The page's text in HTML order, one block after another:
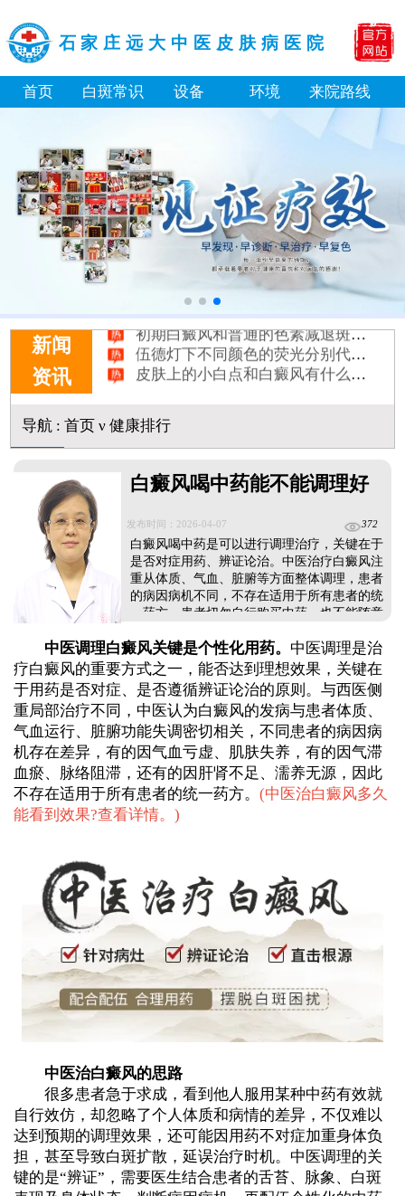
石家庄远大中医皮肤病医院
首页 白斑常识 设备 环境 来院路线
新闻
资讯
身体黑色素缺失是什么原因引起
白癜风打复色针有没有治好的案例
白癜风最初征兆什么样图片
初期白癜风和普通的色素减退斑怎么区分
伍德灯下不同颜色的荧光分别代表什么病
皮肤上的小白点和白癜风有什么区别
身上多处出现白斑要做全身检查吗
大面积白斑做全身仓光疗怎么样
美国进口308激光照白癜风一个光斑大概费用多少
导航: 首页ν 健康排行
白癜风喝中药能不能调理好
发布时间：2026-04-07 372
白癜风喝中药是可以进行调理治疗，关键在于
是否对症用药、辨证论治。中医治疗白癜风注
重从体质、气血、脏腑等方面整体调理，患者
的病因病机不同，不存在适用于所有患者的统
一药方。患者切勿自行购买中药，也不能随意
还容易因用药不对症加重身体负担，甚至耽误
病情，导致白斑扩散。...
中医调理白癜风关键是个性化用药。 中医调理是治
疗白癜风的重要方式之一，能否达到理想效果，关键在
于用药是否对症、是否遵循辨证论治的原则。与西医侧
重局部治疗不同，中医认为白癜风的发病与患者体质、
气血运行、脏腑功能失调密切相关，不同患者的病因病
机存在差异，有的因气血亏虚、肌肤失养，有的因气滞
血瘀、脉络阻滞，还有的因肝肾不足、濡养无源，因此
不存在适用于所有患者的统一药方。 (中医治白癜风多久
能看到效果?查看详情。 )
中医治白癜风的思路
很多患者急于求成，看到他人服用某种中药有效就
自行效仿，却忽略了个人体质和病情的差异，不仅难以
达到预期的调理效果，还可能因用药不对症加重身体负
担，甚至导致白斑扩散，延误治疗时机。中医调理的关
键的是“辨证”，需要医生结合患者的舌苔、脉象、白斑